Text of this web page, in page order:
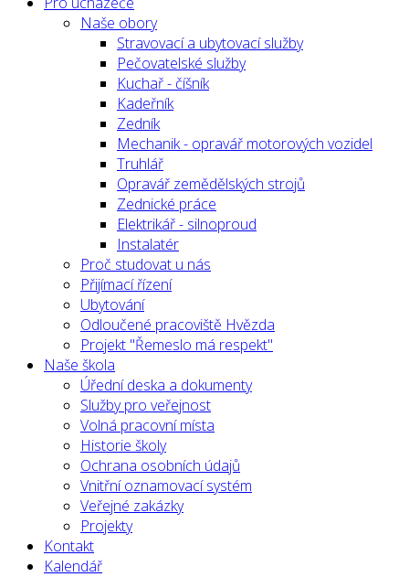
Naše obory
Stravovací a ubytovací služby
Pečovatelské služby
Kuchař - číšník
Kadeřník
Zedník
Mechanik - opravář motorových vozidel
Truhlář
Opravář zemědělských strojů
Zednické práce
Elektrikář - silnoproud
Instalatér
Proč studovat u nás
Přijímací řízení
Ubytování
Odloučené pracoviště Hvězda
Projekt "Řemeslo má respekt"
Naše škola
Úřední deska a dokumenty
Služby pro veřejnost
Volná pracovní místa
Historie školy
Ochrana osobních údajů
Vnitřní oznamovací systém
Veřejné zakázky
Projekty
Kontakt
Kalendář